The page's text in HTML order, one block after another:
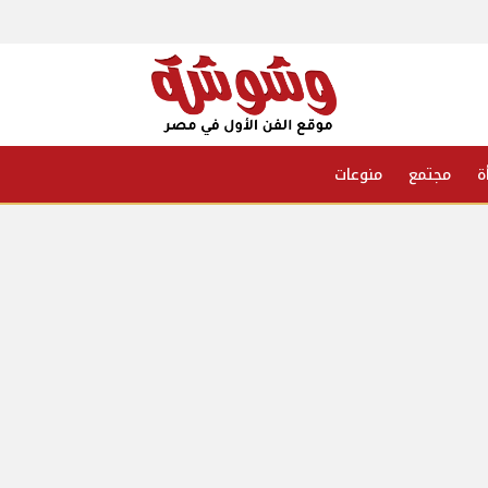
مجتمع منوعات